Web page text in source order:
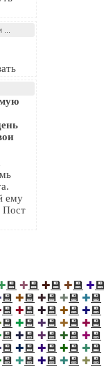
ему
Пост
💾 ✚💾 ✚💾 ✚💾 ✚
💾 ✚💾 ✚💾 ✚💾 ✚💾
💾 ✚💾 ✚💾 ✚💾 ✚💾
💾 ✚💾 ✚💾 ✚💾 ✚💾
💾 ✚💾 ✚💾 ✚💾 ✚💾
💾 ✚💾 ✚💾 ✚💾 ✚💾
💾 ✚💾 ✚💾 ✚💾 ✚💾